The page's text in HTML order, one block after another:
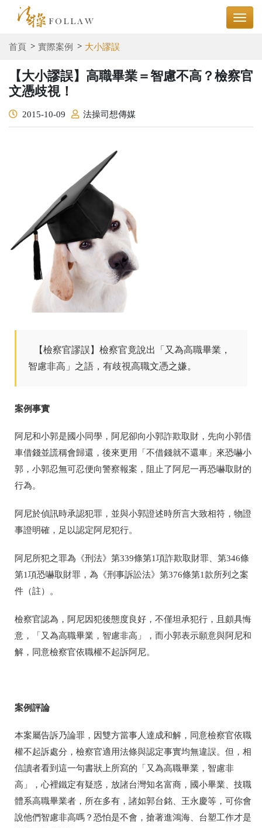
首頁 實際案例 大小謬誤
【大小謬誤】高職畢業＝智慮不高？檢察官
文憑歧視！
2015-10-09 法操司想傳媒
【檢察官謬誤】檢察官竟說出「又為高職畢業，
智慮非高」之語，有歧視高職文憑之嫌。
案例事實
阿尼和小郭是國小同學，阿尼卻向小郭詐欺取財，先向小郭借
車借錢並謊稱會歸還，後來更用「不借錢就不還車」來恐嚇小
郭，小郭忍無可忍便向警察報案，阻止了阿尼一再恐嚇取財的
行為。
阿尼於偵訊時承認犯罪，並與小郭證述時所言大致相符，物證
事證明確，足以認定阿尼犯行。
阿尼所犯之罪為《刑法》第339條第1項詐欺取財罪、第346條
第1項恐嚇取財罪，為《刑事訴訟法》第376條第1款所列之案
件（註）。
檢察官認為，阿尼因犯後態度良好，不僅坦承犯行，且頗具悔
意，「又為高職畢業，智慮非高」，而小郭表示願意與阿尼和
解，同意檢察官依職權不起訴阿尼。
案例評論
本案屬告訴乃論罪，因雙方當事人達成和解，同意檢察官依職
權不起訴處分，檢察官適用法條與認定事實均無違誤。但，相
信讀者看到這一句書狀上所寫的「又為高職畢業，智慮非
高」，心裡鐵定有疑惑，放諸台灣知名富商，國小畢業、技職
體系高職畢業者，所在多有，諸如郭台銘、王永慶等，可你會
說他們智慮非高嗎？恐怕是不會，搶著進鴻海、台塑工作才是